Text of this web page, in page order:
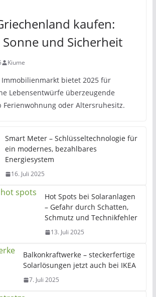
kaufen:
und Sicherheit
Kiume
Immobilienmarkt bietet 2025 für
Lebensentwürfe überzeugende
Ferienwohnung oder Altersruhesitz.
Smart Meter – Schlüsseltechnologie für
ein modernes, bezahlbares
Energiesystem
16. Juli 2025
Hot Spots bei Solaranlagen
– Gefahr durch Schatten,
Schmutz und Technikfehler
13. Juli 2025
Balkonkraftwerke – steckerfertige
Solarlösungen jetzt auch bei IKEA
7. Juli 2025